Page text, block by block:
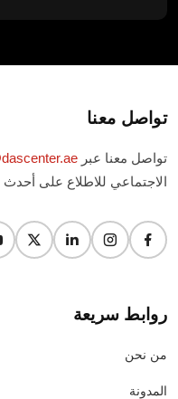
تواصل معنا
تواصل معنا عبر
الاجتماعي للاطلاع على أحدث
روابط سريعة
من نحن
المدونة